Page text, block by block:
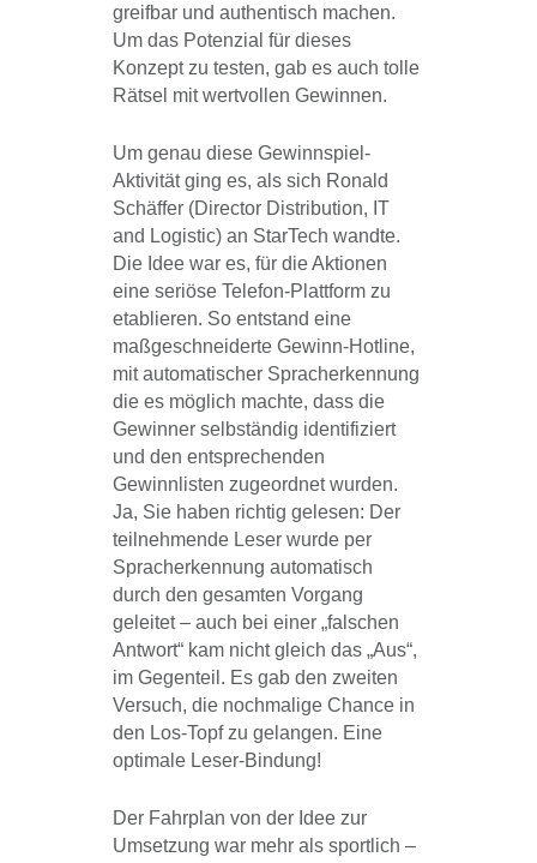
greifbar und authentisch machen.
Um das Potenzial für dieses
Konzept zu testen, gab es auch tolle
Rätsel mit wertvollen Gewinnen.
Um genau diese Gewinnspiel-
Aktivität ging es, als sich Ronald
Schäffer (Director Distribution, IT
and Logistic) an StarTech wandte.
Die Idee war es, für die Aktionen
eine seriöse Telefon-Plattform zu
etablieren. So entstand eine
maßgeschneiderte Gewinn-Hotline,
mit automatischer Spracherkennung
die es möglich machte, dass die
Gewinner selbständig identifiziert
und den entsprechenden
Gewinnlisten zugeordnet wurden.
Ja, Sie haben richtig gelesen: Der
teilnehmende Leser wurde per
Spracherkennung automatisch
durch den gesamten Vorgang
geleitet – auch bei einer „falschen
Antwort“ kam nicht gleich das „Aus“,
im Gegenteil. Es gab den zweiten
Versuch, die nochmalige Chance in
den Los-Topf zu gelangen. Eine
optimale Leser-Bindung!
Der Fahrplan von der Idee zur
Umsetzung war mehr als sportlich –